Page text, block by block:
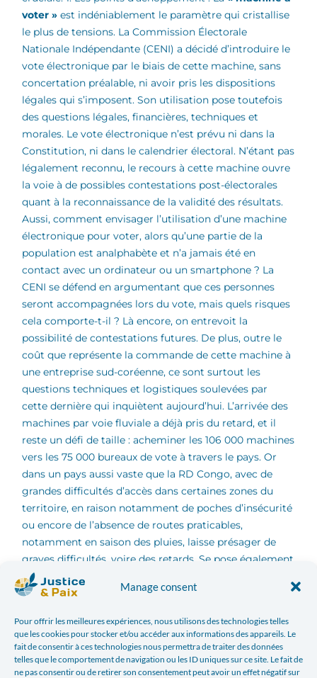
Manage consent
Pour offrir les meilleures expériences, nous utilisons des technologies telles
que les cookies pour stocker et/ou accéder aux informations des appareils. Le
fait de consentir à ces technologies nous permettra de traiter des données
telles que le comportement de navigation ou les ID uniques sur ce site. Le fait de
ne pas consentir ou de retirer son consentement peut avoir un effet négatif sur
voter » est indéniablement le paramètre qui cristallise
le plus de tensions. La Commission Électorale
Nationale Indépendante (CENI) a décidé d’introduire le
vote électronique par le biais de cette machine, sans
concertation préalable, ni avoir pris les dispositions
légales qui s’imposent. Son utilisation pose toutefois
des questions légales, financières, techniques et
morales. Le vote électronique n’est prévu ni dans la
Constitution, ni dans le calendrier électoral. N’étant pas
légalement reconnu, le recours à cette machine ouvre
la voie à de possibles contestations post-électorales
quant à la reconnaissance de la validité des résultats.
Aussi, comment envisager l’utilisation d’une machine
électronique pour voter, alors qu’une partie de la
population est analphabète et n’a jamais été en
contact avec un ordinateur ou un smartphone ? La
CENI se défend en argumentant que ces personnes
seront accompagnées lors du vote, mais quels risques
cela comporte-t-il ? Là encore, on entrevoit la
possibilité de contestations futures. De plus, outre le
coût que représente la commande de cette machine à
une entreprise sud-coréenne, ce sont surtout les
questions techniques et logistiques soulevées par
cette dernière qui inquiètent aujourd’hui. L’arrivée des
machines par voie fluviale a déjà pris du retard, et il
reste un défi de taille : acheminer les 106 000 machines
vers les 75 000 bureaux de vote à travers le pays. Or
dans un pays aussi vaste que la RD Congo, avec de
grandes difficultés d’accès dans certaines zones du
territoire, en raison notamment de poches d’insécurité
ou encore de l’absence de routes praticables,
notamment en saison des pluies, laisse présager de
graves difficultés, voire des retards. Se pose également
la question de l’usage de cet outil alors que l’ensemble
du territoire n’est pas desservi en électricité. Cette
l’opposition et une partie de la population suscite de
vives contestations. On craint en effet qu’elle ne serve
à truquer les résultats du vote. C’est pourquoi la